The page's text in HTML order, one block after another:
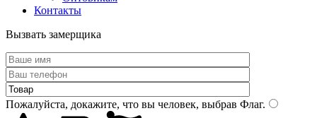
Контакты
Вызвать замерщика
Пожалуйста, докажите, что вы человек, выбрав Флаг.